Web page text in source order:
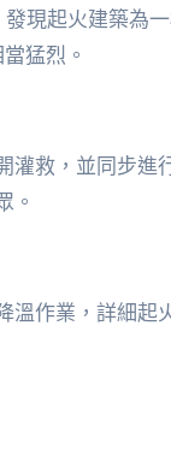
現起火建築為
猛烈。
灌救，並同步
。
溫作業，詳細